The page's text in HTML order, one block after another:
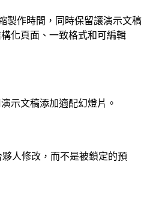
製作時間，同時保留讓演示文稿
化頁面、一致格式和可編輯
示文稿添加適配幻燈片。
夥人修改，而不是被鎖定的預